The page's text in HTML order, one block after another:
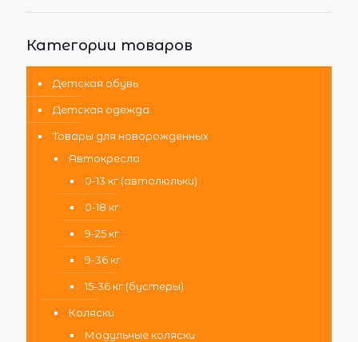
Категории товаров
Детская обувь
Детская одежда
Товары для новорожденных
Автокресла
0-13 кг (автолюльки)
0-18 кг
9-25 кг
9-36 кг
15-36 кг (бустеры)
Коляски
Модульные коляски